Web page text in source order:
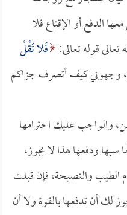
الدفع أو الإقناع فلا
قوله تعالى: فَلا تَقُلْ
وجهوني كيف أتصرف جزاكم
والواجب عليك احترامها
ودفعها هذا لا يجوز،
الطيب والنصيحة، فإن قبلت
لك أن تدفعها بالقوة ولا أن